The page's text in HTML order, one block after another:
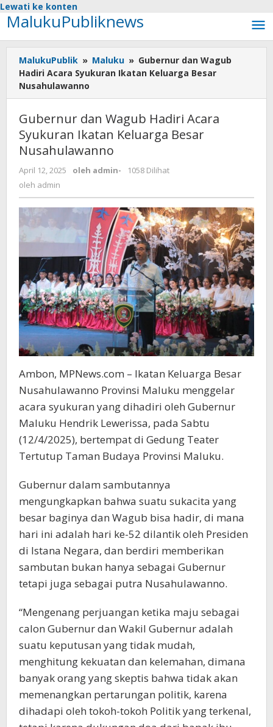
Lewati ke konten
MalukuPubliknews
MalukuPublik » Maluku » Gubernur dan Wagub
Hadiri Acara Syukuran Ikatan Keluarga Besar
Nusahulawanno
Gubernur dan Wagub Hadiri Acara
Syukuran Ikatan Keluarga Besar
Nusahulawanno
April 12, 2025 oleh admin-
1058 Dilihat
oleh admin
Ambon, MPNews.com – Ikatan Keluarga Besar
Nusahulawanno Provinsi Maluku menggelar
acara syukuran yang dihadiri oleh Gubernur
Maluku Hendrik Lewerissa, pada Sabtu
(12/4/2025), bertempat di Gedung Teater
Tertutup Taman Budaya Provinsi Maluku.
Gubernur dalam sambutannya
mengungkapkan bahwa suatu sukacita yang
besar baginya dan Wagub bisa hadir, di mana
hari ini adalah hari ke-52 dilantik oleh Presiden
di Istana Negara, dan berdiri memberikan
sambutan bukan hanya sebagai Gubernur
tetapi juga sebagai putra Nusahulawanno.
“Mengenang perjuangan ketika maju sebagai
calon Gubernur dan Wakil Gubernur adalah
suatu keputusan yang tidak mudah,
menghitung kekuatan dan kelemahan, dimana
banyak orang yang skeptis bahwa tidak akan
memenangkan pertarungan politik, karena
dihadapi oleh tokoh-tokoh Politik yang terkenal,